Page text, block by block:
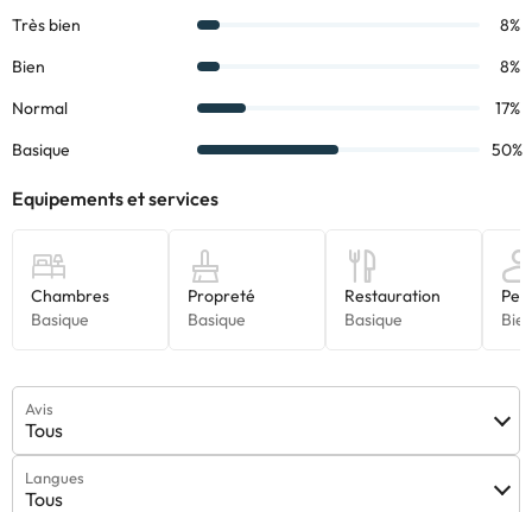
Avis
Tous
Langues
Tous